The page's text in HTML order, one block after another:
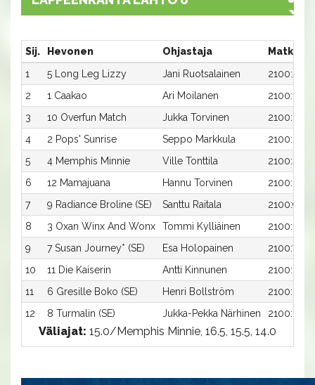
Sij. Hevonen Ohjastaja
1
5 Long Leg Lizzy Jani Ruotsalainen
2100:5
2
1 Caakao Ari Moilanen
2100:1
3
10 Overfun Match Jukka Torvinen
2100:10
4
2 Pops' Sunrise Seppo Markkula
2100:2
5
4 Memphis Minnie Ville Tonttila
2100:4
6
12 Mamajuana Hannu Torvinen
2100:12
7
9 Radiance Broline (SE) Santtu Raitala
2100:9
8
3 Oxan Winx And Wonx Tommi Kylliäinen
2100:3
9
7 Susan Journey* (SE) Esa Holopainen
2100:7
10
11 Die Kaiserin Antti Kinnunen
2100:11
11
6 Gresille Boko (SE) Henri Bollström
2100:6
12
8 Turmalin (SE) Jukka-Pekka Närhinen 2100:8
Väliajat: 15.0/Memphis Minnie, 16.5, 15.5, 14.0